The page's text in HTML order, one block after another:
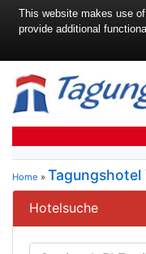
Home »
Hotelsuche
This website makes use
provide additional